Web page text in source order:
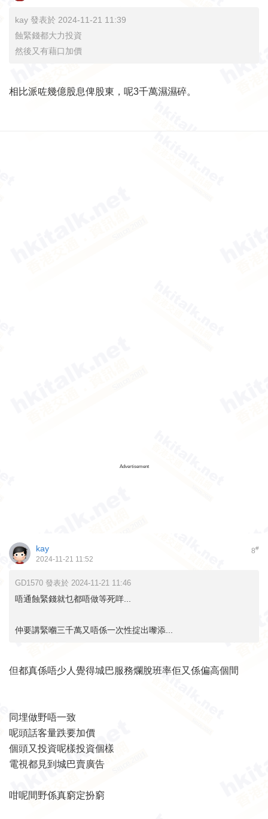
kay 發表於 2024-11-21 11:39
蝕緊錢都大力投資
然後又有藉口加價
相比派咗幾億股息俾股東，呢3千萬濕濕碎。
Advertisement
8#
kay
2024-11-21 11:52
GD1570 發表於 2024-11-21 11:46
唔通蝕緊錢就乜都唔做等死咩...
仲要講緊嗰三千萬又唔係一次性掟出嚟添...
但都真係唔少人覺得城巴服務爛脫班率佢又係偏高個間
同埋做野唔一致
呢頭話客量跌要加價
個頭又投資呢樣投資個樣
電視都見到城巴賣廣告
咁呢間野係真窮定扮窮